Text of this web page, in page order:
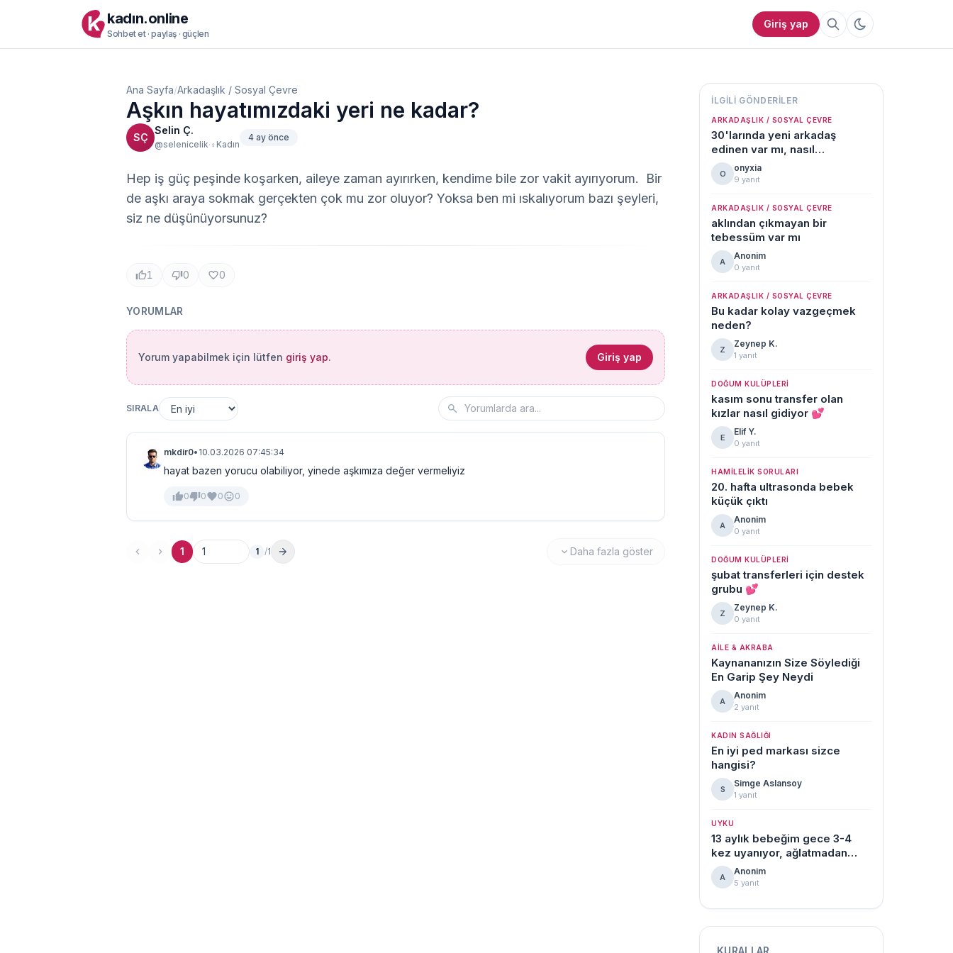
kadın.online
Sohbet et · paylaş · güçlen
Giriş yap
Ana Sayfa/Arkadaşlık / Sosyal Çevre
Aşkın hayatımızdaki yeri ne kadar?
SÇ
Selin Ç.
@selenicelik· ♀ Kadın
4 ay önce
Hep iş güç peşinde koşarken, aileye zaman ayırırken, kendime bile zor vakit ayırıyorum.  Bir
de aşkı araya sokmak gerçekten çok mu zor oluyor? Yoksa ben mi ıskalıyorum bazı şeyleri,
siz ne düşünüyorsunuz?
1 0 0
YORUMLAR
Yorum yapabilmek için lütfen giriş yap. Giriş yap
SIRALA
mkdir0• 10.03.2026 07:45:34
hayat bazen yorucu olabiliyor, yinede aşkımıza değer vermeliyiz
0 0 0 0
1
Sayfa no
1 /1 Daha fazla göster
İLGILI GÖNDERILER
ARKADAŞLIK / SOSYAL ÇEVRE
30'larında yeni arkadaş
edinen var mı, nasıl
başardınız?
O
onyxia
9 yanıt
ARKADAŞLIK / SOSYAL ÇEVRE
aklından çıkmayan bir
tebessüm var mı
A
Anonim
0 yanıt
ARKADAŞLIK / SOSYAL ÇEVRE
Bu kadar kolay vazgeçmek
neden?
Z
Zeynep K.
1 yanıt
DOĞUM KULÜPLERI
kasım sonu transfer olan
kızlar nasıl gidiyor 💕
E
Elif Y.
0 yanıt
HAMILELIK SORULARI
20. hafta ultrasonda bebek
küçük çıktı
A
Anonim
0 yanıt
DOĞUM KULÜPLERI
şubat transferleri için destek
grubu 💕
Z
Zeynep K.
0 yanıt
AILE & AKRABA
Kaynananızın Size Söylediği
En Garip Şey Neydi
A
Anonim
2 yanıt
KADIN SAĞLIĞI
En iyi ped markası sizce
hangisi?
S
Simge Aslansoy
1 yanıt
UYKU
13 aylık bebeğim gece 3-4
kez uyanıyor, ağlatmadan
uyku düzeni kuran var mı?
A
Anonim
5 yanıt
KURALLAR